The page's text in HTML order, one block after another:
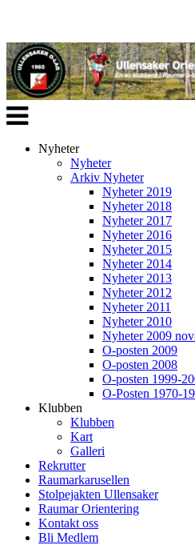
Veksle
navigasjon
Nyheter
Nyheter
Arkiv Nyheter
Nyheter 2019
Nyheter 2018
Nyheter 2017
Nyheter 2016
Nyheter 2015
Nyheter 2014
Nyheter 2013
Nyheter 2012
Nyheter 2011
Nyheter 2010
Nyheter 2009
O-posten 2009
O-posten 2008
O-posten 1999-
O-Posten 1970-
Klubben
Klubben
Kart
Galleri
Rekrutter
Raumarkarusellen
Stolpejakten Ullensaker
Raumar Orientering
Kontakt oss
Bli Medlem